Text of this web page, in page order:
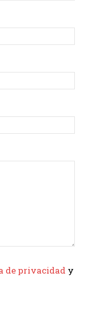
de privacidad y